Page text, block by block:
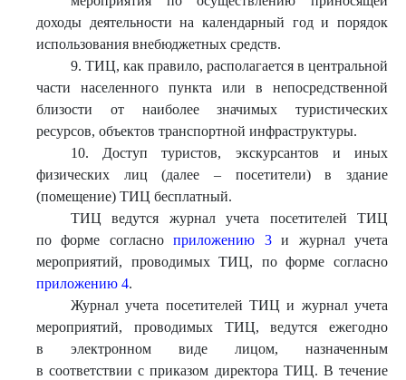
доходы деятельности на календарный год и порядок
использования внебюджетных средств.
9. ТИЦ, как правило, располагается в центральной
части населенного пункта или в непосредственной
близости от наиболее значимых туристических
ресурсов, объектов транспортной инфраструктуры.
10. Доступ туристов, экскурсантов и иных
физических лиц (далее – посетители) в здание
(помещение) ТИЦ бесплатный.
ТИЦ ведутся журнал учета посетителей ТИЦ
по форме согласноприложению 3и журнал учета
мероприятий, проводимых ТИЦ, по форме согласно
приложению 4.
Журнал учета посетителей ТИЦ и журнал учета
мероприятий, проводимых ТИЦ, ведутся ежегодно
в электронном виде лицом, назначенным
в соответствии с приказом директора ТИЦ. В течение